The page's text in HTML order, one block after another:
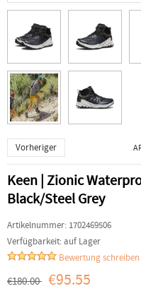
Vorheriger
Keen | Zionic
Black/Steel Grey
Artikelnummer: 1702469506
Verfügbarkeit:auf Lager
Bewertung schreiben
€180.00 €95.55